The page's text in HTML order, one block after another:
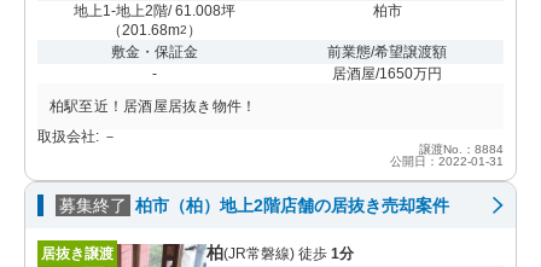
地上1-地上2階/ 61.008坪
（201.68m2 ）
柏市
敷金・保証金
-
前業態/希望譲渡額
居酒屋/1650万円
柏駅至近！居酒屋居抜き物件！
取扱会社: －
譲渡No.：8884
公開日：2022-01-31
募集終了 柏市（柏）地上2階店舗の居抜き売却案件
居抜き譲渡 柏(JR常磐線) 徒歩 1分